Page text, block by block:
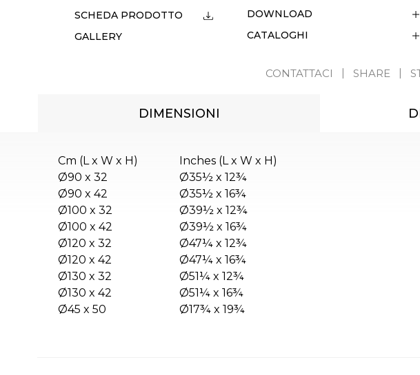
SCHEDA PRODOTTO
GALLERY
DOWNLOAD
CATALOGHI
CONTATTACI SHARE
DIMENSIONI
Cm (L x W x H)
Ø90 x 32
Ø90 x 42
Ø100 x 32
Ø100 x 42
Ø120 x 32
Ø120 x 42
Ø130 x 32
Ø130 x 42
Ø45 x 50
Inches (L x W x H)
Ø35½ x 12¾
Ø35½ x 16¾
Ø39½ x 12¾
Ø39½ x 16¾
Ø47¼ x 12¾
Ø47¼ x 16¾
Ø51¼ x 12¾
Ø51¼ x 16¾
Ø17¾ x 19¾